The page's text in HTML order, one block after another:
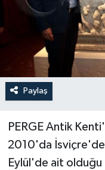
Paylaş
PERGE Antik
2010'da
Eylül'de ait